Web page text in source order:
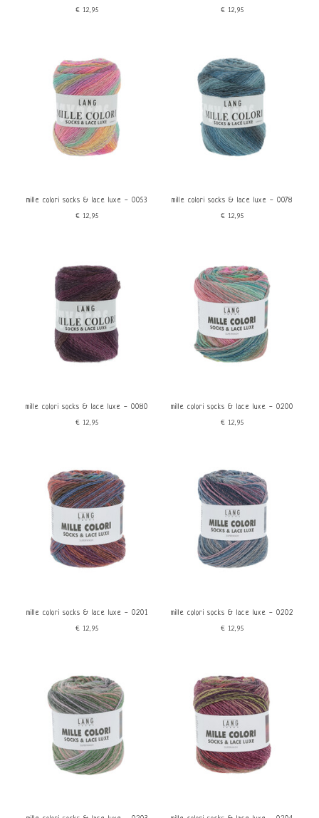
€12,95
€12,95
mille colori socks & lace luxe - 0053
€12,95
mille colori socks & lace luxe - 0078
€12,95
mille colori socks & lace luxe - 0080
€12,95
mille colori socks & lace luxe - 0200
€12,95
mille colori socks & lace luxe - 0201
€12,95
mille colori socks & lace luxe - 0202
€12,95